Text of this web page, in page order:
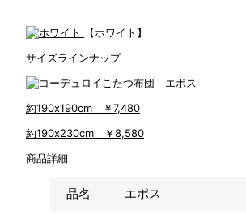
【ホワイト】
サイズラインナップ
約190x190cm
￥7,480
約190x230cm
￥8,580
商品詳細
品名 エポス